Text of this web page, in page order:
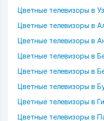
Цветные телевизоры в
Цветные телевизоры в
Цветные телевизоры в
Цветные телевизоры в
Цветные телевизоры в
Цветные телевизоры в
Цветные телевизоры в
Цветные телевизоры в